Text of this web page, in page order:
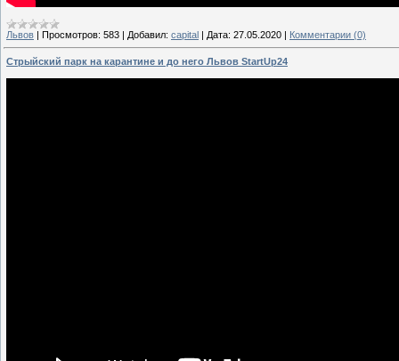
Львов | Просмотров: 583 | Добавил: capital | Дата: 27.05.2020 | Комментарии (0)
Стрыйский парк на карантине и до него Львов StartUp24